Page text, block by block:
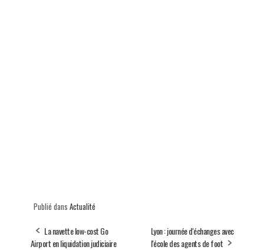
Publié dans Actualité
La navette low-cost Go
Airport en liquidation judiciaire
Lyon : journée d'échanges avec
l'école des agents de foot